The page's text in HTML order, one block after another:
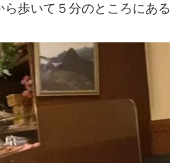
歩いて５分のところにある